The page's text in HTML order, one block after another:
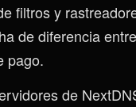
filtros y
de diferencia
pago.
de